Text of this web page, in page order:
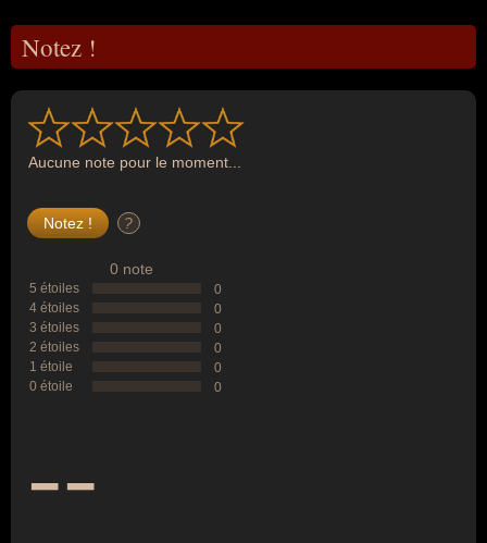
Notez !
Aucune note pour le moment...
?
0 note
5 étoiles
0
4 étoiles
0
3 étoiles
0
2 étoiles
0
1 étoile
0
0 étoile
0
--